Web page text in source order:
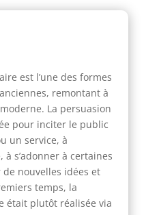
est l’une des formes
remontant à
La persuasion
pour inciter le public
un service, à
s’adonner à certaines
nouvelles idées et
temps, la
était plutôt réalisée via